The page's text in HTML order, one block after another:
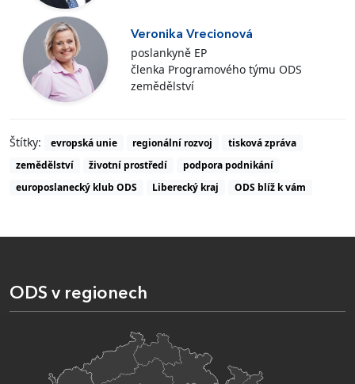
Veronika Vrecionová
poslankyně EP
členka Programového týmu ODS
zemědělství
Štítky: evropská unie regionální rozvoj
tisková zpráva
zemědělství
životní prostředí
podpora podnikání
europoslanecký klub ODS
Liberecký kraj ODS blíž k vám
ODS v regionech